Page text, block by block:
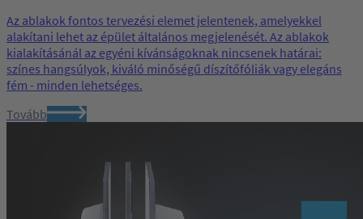
Az ablakok fontos tervezési elemet jelentenek, amelyekkel
alakítani lehet az épület általános megjelenését. Az ablakok
kialakításánál az egyéni kívánságoknak nincsenek határai:
színes hangsúlyok, kiváló minőségű díszítőfóliák vagy elegáns
fém - minden lehetséges.
Tovább